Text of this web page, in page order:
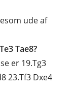
ude af
Tae8?
er 19.Tg3
23.Tf3 Dxe4